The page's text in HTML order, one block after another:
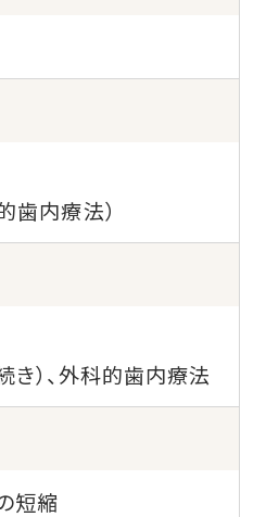
歯内療法）
き）、外科的歯内療法
短縮